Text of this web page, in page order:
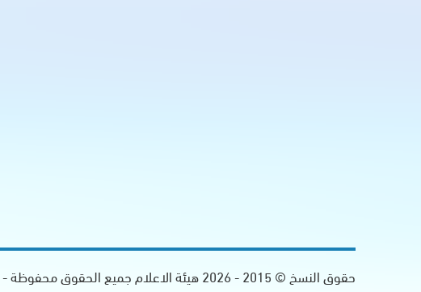
حقوق النسخ © 2015 - 2026 هيئة الاعلام جميع الحقوق محفوظة -